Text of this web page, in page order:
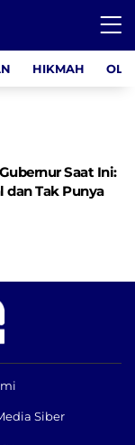
HIKMAH
Saat Ini:
dan Tak Punya
Siber